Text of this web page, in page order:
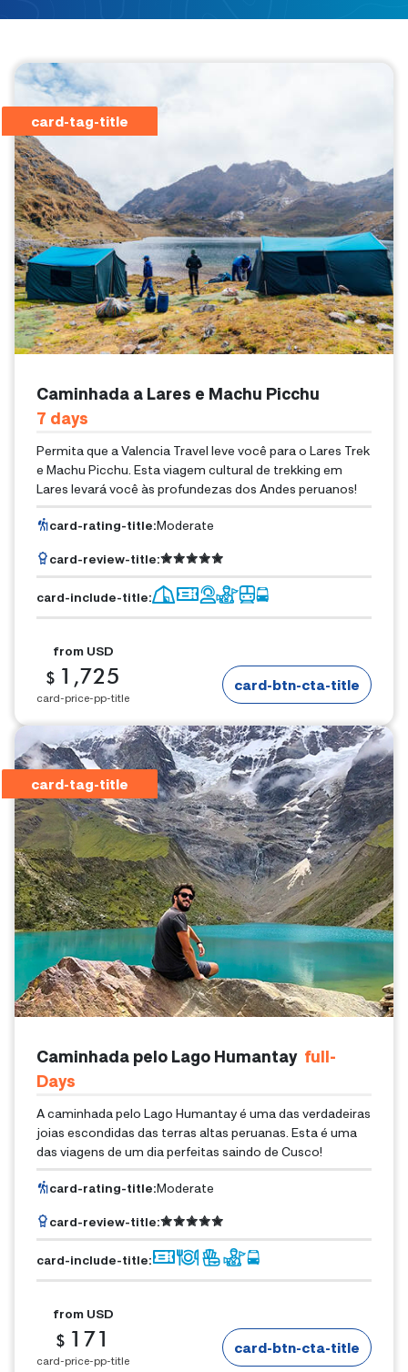
card-tag-title
Caminhada a Lares e Machu Picchu
7 Days
Permita que a Valencia Travel leve você para o Lares Trek
e Machu Picchu. Esta viagem cultural de trekking em
Lares levará você às profundezas dos Andes peruanos!
card-rating-title:Moderate
card-review-title:
card-include-title:
from USD
$ 1,725
card-price-pp-title
card-btn-cta-title
card-tag-title
Caminhada pelo Lago Humantay Full-
Days
A caminhada pelo Lago Humantay é uma das verdadeiras
joias escondidas das terras altas peruanas. Esta é uma
das viagens de um dia perfeitas saindo de Cusco!
card-rating-title:Moderate
card-review-title:
card-include-title:
from USD
$ 171
card-price-pp-title
card-btn-cta-title